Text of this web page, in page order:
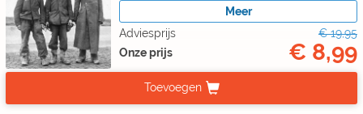
Meer
Adviesprijs
€ 19,95
Onze prijs
€ 8,99
Toevoegen